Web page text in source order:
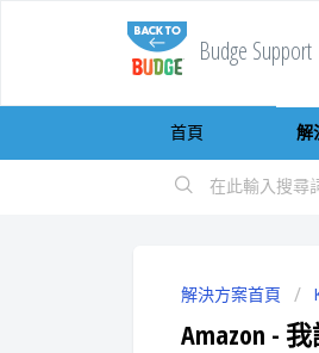
Budge Support
首頁 解
解決方案首頁
Amazon -